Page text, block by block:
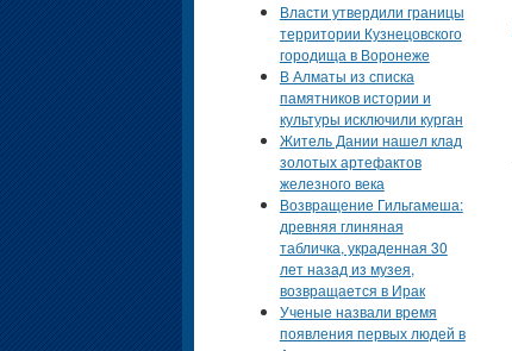
Власти утвердили границы
территории Кузнецовского
городища в Воронеже
В Алматы из списка
памятников истории и
культуры исключили курган
Житель Дании нашел клад
золотых артефактов
железного века
Возвращение Гильгамеша:
древняя глиняная
табличка, украденная 30
лет назад из музея,
возвращается в Ирак
Ученые назвали время
появления первых людей в